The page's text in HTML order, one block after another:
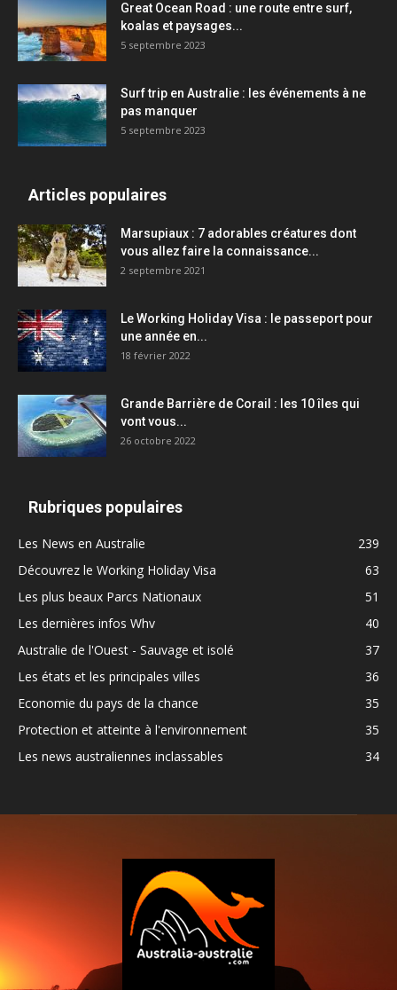
Great Ocean Road : une route entre surf,
koalas et paysages...
5 septembre 2023
Surf trip en Australie : les événements à ne
pas manquer
5 septembre 2023
Articles populaires
Marsupiaux : 7 adorables créatures dont
vous allez faire la connaissance...
2 septembre 2021
Le Working Holiday Visa : le passeport pour
une année en...
18 février 2022
Grande Barrière de Corail : les 10 îles qui
vont vous...
26 octobre 2022
Rubriques populaires
Les News en Australie
239
Découvrez le Working Holiday Visa
63
Les plus beaux Parcs Nationaux
51
Les dernières infos Whv
40
Australie de l'Ouest - Sauvage et isolé
37
Les états et les principales villes
36
Economie du pays de la chance
35
Protection et atteinte à l'environnement
35
Les news australiennes inclassables
34